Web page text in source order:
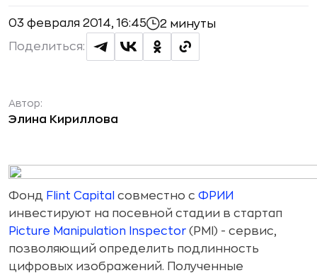
03 февраля 2014, 16:45 2 минуты
Поделиться:
Автор:
Элина Кириллова
Фонд Flint Capital совместно с ФРИИ
инвестируют на посевной стадии в стартап
Picture Manipulation Inspector (PMI) - сервис,
позволяющий определить подлинность
цифровых изображений. Полученные